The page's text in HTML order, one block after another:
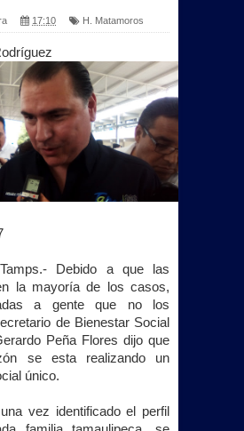
17:10 H. Matamoros
Debido a que las
la mayoría de los casos,
a gente que no los
de Bienestar Social
Peña Flores dijo que
se esta realizando un
único.
vez identificado el perfil